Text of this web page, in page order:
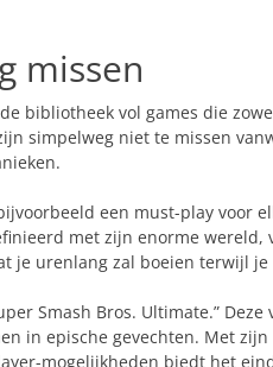
missen
bibliotheek vol games die
simpelweg niet te missen
een must-play voor
met zijn enorme wereld,
je urenlang zal boeien terwijl je
Smash Bros. Ultimate.”
in epische gevechten. Met
mogelijkheden biedt het